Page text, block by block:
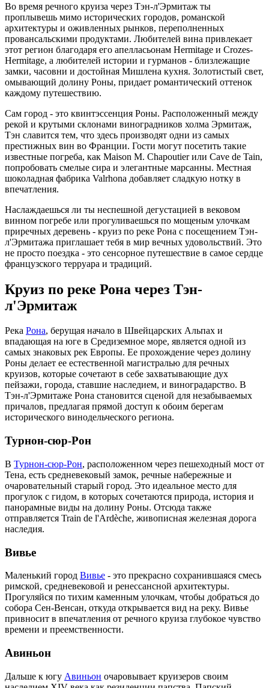
Во время речного круиза через Тэн-л'Эрмитаж ты
проплывешь мимо исторических городов, романской
архитектуры и оживленных рынков, переполненных
провансальскими продуктами. Любителей вина привлекает
этот регион благодаря его апелласьонам Hermitage и Crozes-
Hermitage, а любителей истории и гурманов - близлежащие
замки, часовни и достойная Мишлена кухня. Золотистый свет,
омывающий долину Роны, придает романтический оттенок
каждому путешествию.
Сам город - это квинтэссенция Роны. Расположенный между
рекой и крутыми склонами виноградников холма Эрмитаж,
Тэн славится тем, что здесь производят одни из самых
престижных вин во Франции. Гости могут посетить такие
известные погреба, как Maison M. Chapoutier или Cave de Tain,
попробовать смелые сира и элегантные марсанны. Местная
шоколадная фабрика Valrhona добавляет сладкую нотку в
впечатления.
Наслаждаешься ли ты неспешной дегустацией в вековом
винном погребе или прогуливаешься по мощеным улочкам
приречных деревень - круиз по реке Рона с посещением Тэн-
л'Эрмитажа приглашает тебя в мир вечных удовольствий. Это
не просто поездка - это сенсорное путешествие в самое сердце
французского терруара и традиций.
Круиз по реке Рона через Тэн-
л'Эрмитаж
Река Рона, берущая начало в Швейцарских Альпах и
впадающая на юге в Средиземное море, является одной из
самых знаковых рек Европы. Ее прохождение через долину
Роны делает ее естественной магистралью для речных
круизов, которые сочетают в себе захватывающие дух
пейзажи, города, ставшие наследием, и виноградарство. В
Тэн-л'Эрмитаже Рона становится сценой для незабываемых
причалов, предлагая прямой доступ к обоим берегам
исторического винодельческого региона.
Турнон-сюр-Рон
В Турнон-сюр-Рон, расположенном через пешеходный мост от
Тена, есть средневековый замок, речные набережные и
очаровательный старый город. Это идеальное место для
прогулок с гидом, в которых сочетаются природа, история и
панорамные виды на долину Роны. Отсюда также
отправляется Train de l'Ardèche, живописная железная дорога
наследия.
Вивье
Маленький город Вивье - это прекрасно сохранившаяся смесь
римской, средневековой и ренессансной архитектуры.
Прогуляйся по тихим каменным улочкам, чтобы добраться до
собора Сен-Венсан, откуда открывается вид на реку. Вивье
привносит в впечатления от речного круиза глубокое чувство
времени и преемственности.
Авиньон
Дальше к югу Авиньон очаровывает круизеров своим